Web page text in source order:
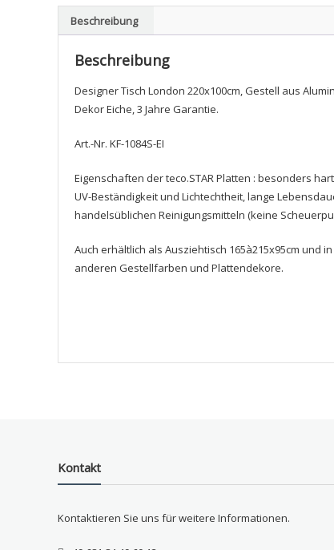
Beschreibung
Beschreibung
Designer Tisch London 220x100cm, Gestell aus
Dekor Eiche, 3 Jahre Garantie.
Art.-Nr. KF-1084S-EI
Eigenschaften der teco.STAR Platten : besonders
UV-Beständigkeit und Lichtechtheit, lange
handelsüblichen Reinigungsmitteln (keine
Auch erhältlich als Ausziehtisch 165à215x95cm und
anderen Gestellfarben und Plattendekore.
Kontakt
Kontaktieren Sie uns für weitere Informationen.